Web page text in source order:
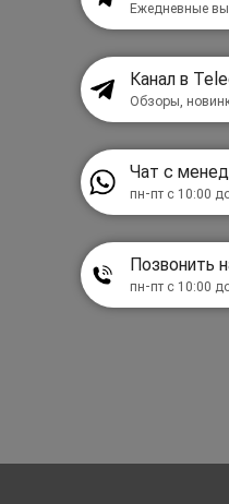
Ежедневные
Канал в
Обзоры,
Чат с
пн-пт с 10:00
Позвонить
пн-пт с 10:00